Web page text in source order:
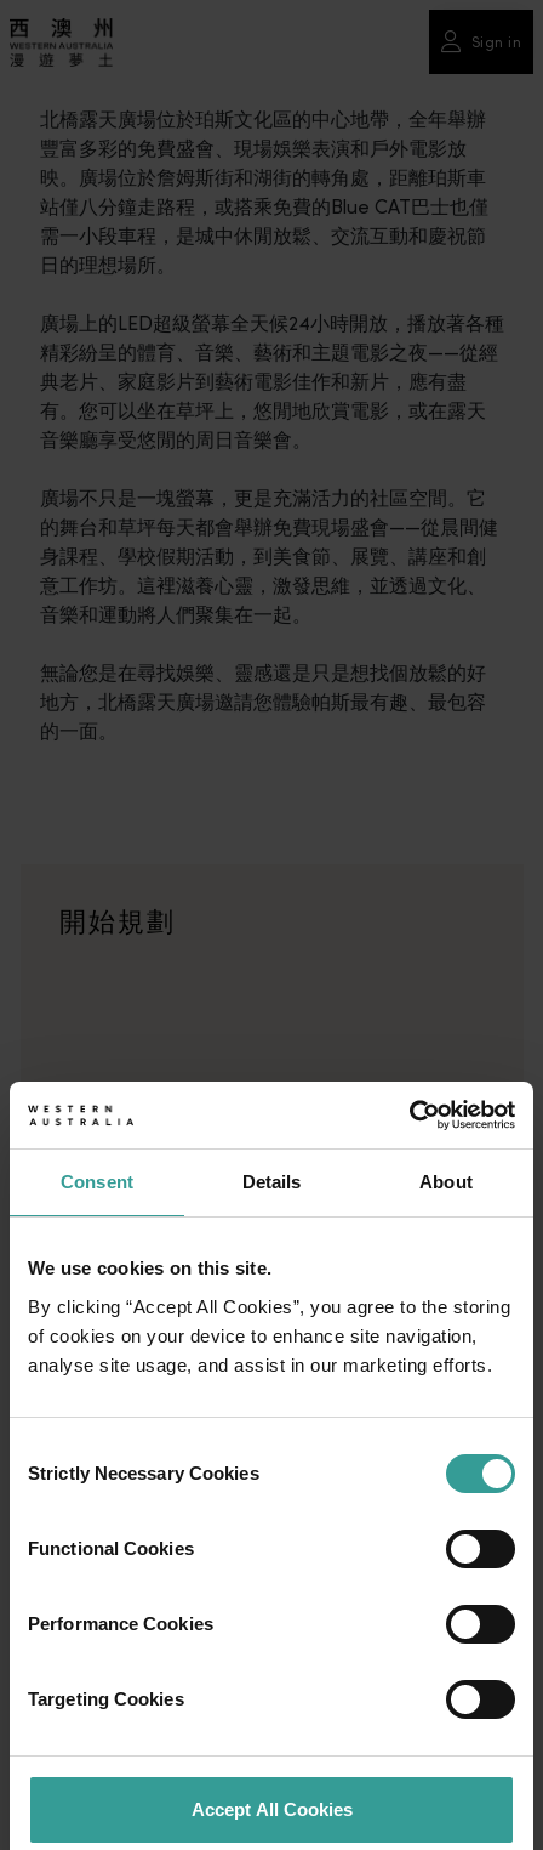
Consent Details About
We use cookies on this site.
By clicking “Accept All Cookies”, you agree to the storing
of cookies on your device to enhance site navigation,
analyse site usage, and assist in our marketing efforts.
Selection
Strictly Necessary Cookies
Functional Cookies
Performance Cookies
Targeting Cookies
Accept All Cookies
Sign in
北橋露天廣場位於珀斯文化區的中心地帶，全年舉辦
豐富多彩的免費盛會、現場娛樂表演和戶外電影放
映。廣場位於詹姆斯街和湖街的轉角處，距離珀斯車
站僅八分鐘走路程，或搭乘免費的Blue CAT巴士也僅
需一小段車程，是城中休閒放鬆、交流互動和慶祝節
日的理想場所。
廣場上的LED超級螢幕全天候24小時開放，播放著各種
精彩紛呈的體育、音樂、藝術和主題電影之夜——從經
典老片、家庭影片到藝術電影佳作和新片，應有盡
有。您可以坐在草坪上，悠閒地欣賞電影，或在露天
音樂廳享受悠閒的周日音樂會。
廣場不只是一塊螢幕，更是充滿活力的社區空間。它
的舞台和草坪每天都會舉辦免費現場盛會——從晨間健
身課程、學校假期活動，到美食節、展覽、講座和創
意工作坊。這裡滋養心靈，激發思維，並透過文化、
音樂和運動將人們聚集在一起。
無論您是在尋找娛樂、靈感還是只是想找個放鬆的好
地方，北橋露天廣場邀請您體驗帕斯最有趣、最包容
的一面。
<p>準備好探索西澳州了嗎？瀏覽一下這些位於西澳州各地的
開始規劃
01
行程
在橫跨西澳州迷人風景的史詩級歷奇中，盡享
就從珀斯 (Perth) 開始吧，這是澳洲陽光最燦爛
田園詩篇般的美好開始。